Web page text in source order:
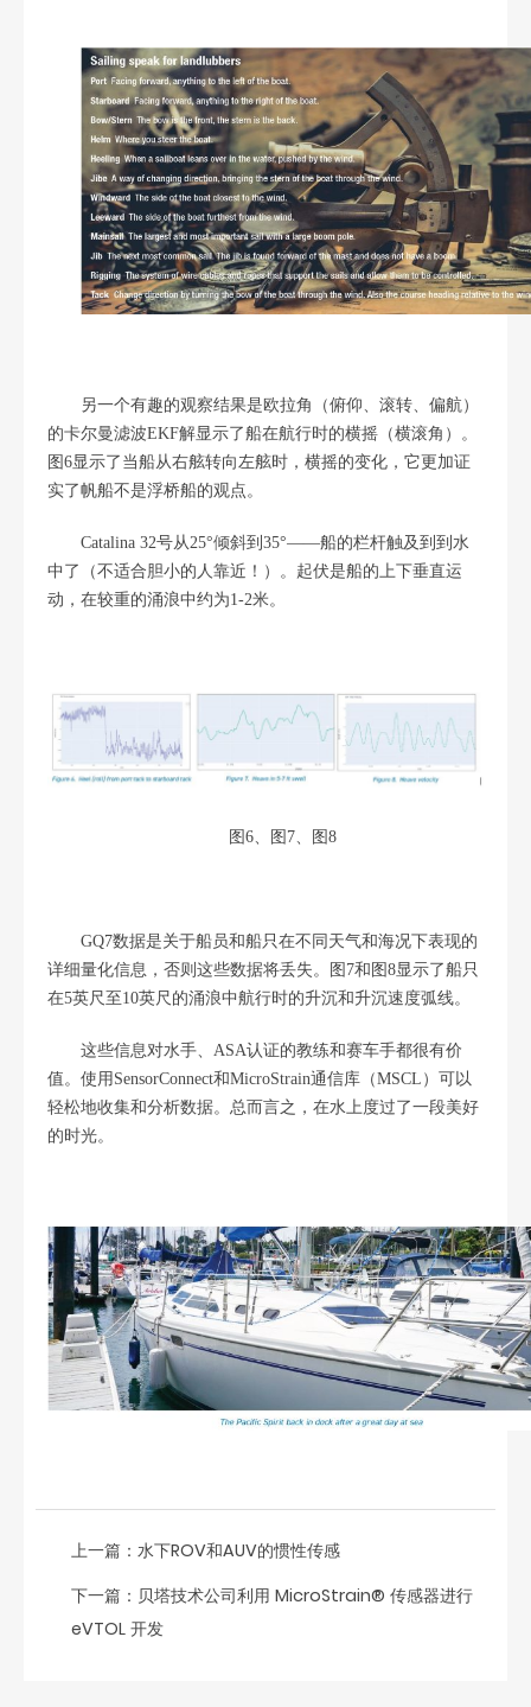
另一个有趣的观察结果是欧拉角（俯仰、滚转、偏航）
的卡尔曼滤波EKF解显示了船在航行时的横摇（横滚角）。
图6显示了当船从右舷转向左舷时，横摇的变化，它更加证
实了帆船不是浮桥船的观点。
Catalina 32号从25°倾斜到35°——船的栏杆触及到到水
中了（不适合胆小的人靠近！）。起伏是船的上下垂直运
动，在较重的涌浪中约为1-2米。
图6、图7、图8
GQ7数据是关于船员和船只在不同天气和海况下表现的
详细量化信息，否则这些数据将丢失。图7和图8显示了船只
在5英尺至10英尺的涌浪中航行时的升沉和升沉速度弧线。
这些信息对水手、ASA认证的教练和赛车手都很有价
值。使用SensorConnect和MicroStrain通信库（MSCL）可以
轻松地收集和分析数据。总而言之，在水上度过了一段美好
的时光。
上一篇： 水下ROV和AUV的惯性传感
下一篇： 贝塔技术公司利用 MicroStrain® 传感器进行
eVTOL 开发